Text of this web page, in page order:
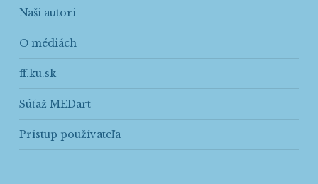
Naši autori
O médiách
ff.ku.sk
Súťaž MEDart
Prístup používateľa